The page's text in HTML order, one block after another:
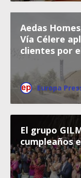
Aedas
Vía Célere
clientes por
Europa
El grupo
cumpleaños